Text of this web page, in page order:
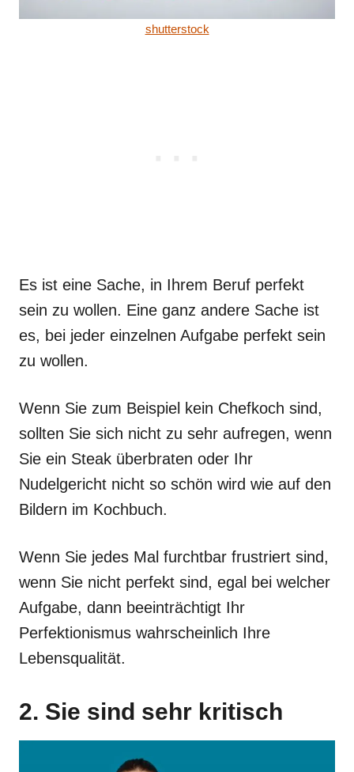
shutterstock
Es ist eine Sache, in Ihrem Beruf perfekt
sein zu wollen. Eine ganz andere Sache ist
es, bei jeder einzelnen Aufgabe perfekt sein
zu wollen.
Wenn Sie zum Beispiel kein Chefkoch sind,
sollten Sie sich nicht zu sehr aufregen, wenn
Sie ein Steak überbraten oder Ihr
Nudelgericht nicht so schön wird wie auf den
Bildern im Kochbuch.
Wenn Sie jedes Mal furchtbar frustriert sind,
wenn Sie nicht perfekt sind, egal bei welcher
Aufgabe, dann beeinträchtigt Ihr
Perfektionismus wahrscheinlich Ihre
Lebensqualität.
2. Sie sind sehr kritisch